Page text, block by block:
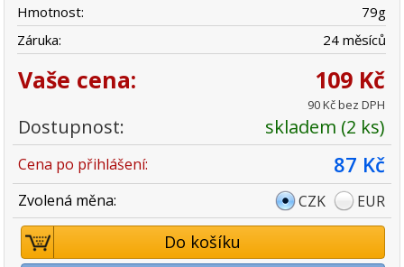
Hmotnost:
79g
Záruka:
24 měsíců
Vaše cena: 109 Kč
90 Kč bez DPH
Dostupnost: skladem (2 ks)
Cena po přihlášení: 87 Kč
Zvolená měna: CZK EUR
Do košíku